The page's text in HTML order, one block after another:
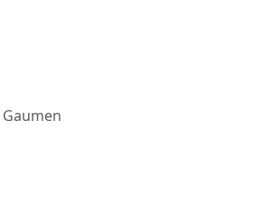
Gaumen